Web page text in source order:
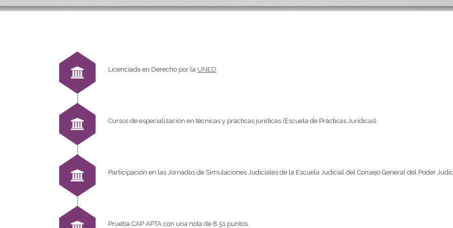
Licenciada en Derecho por la UNED
Cursos de especialización en técnicas y prácticas jurídicas (Escuela de Prácticas Jurídicas).
Participación en las Jornadas de Simulaciones Judiciales de la Escuela Judicial del Consejo General del Poder
Prueba CAP APTA con una nota de 8.51 puntos.